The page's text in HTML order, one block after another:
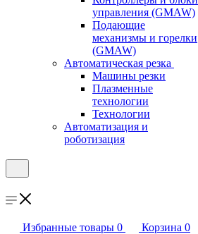
управления (GMAW)
Подающие
механизмы и горелки
(GMAW)
Автоматическая резка
Машины резки
Плазменные
технологии
Технологии
Автоматизация и
роботизация
Избранные товары 0 Корзина 0